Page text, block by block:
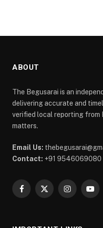
ABOUT
The Begusarai is an
delivering accurate and
verified local reporting from
matters.
Email Us:
Contact: +91 9546069080
Facebook
X
Instagram